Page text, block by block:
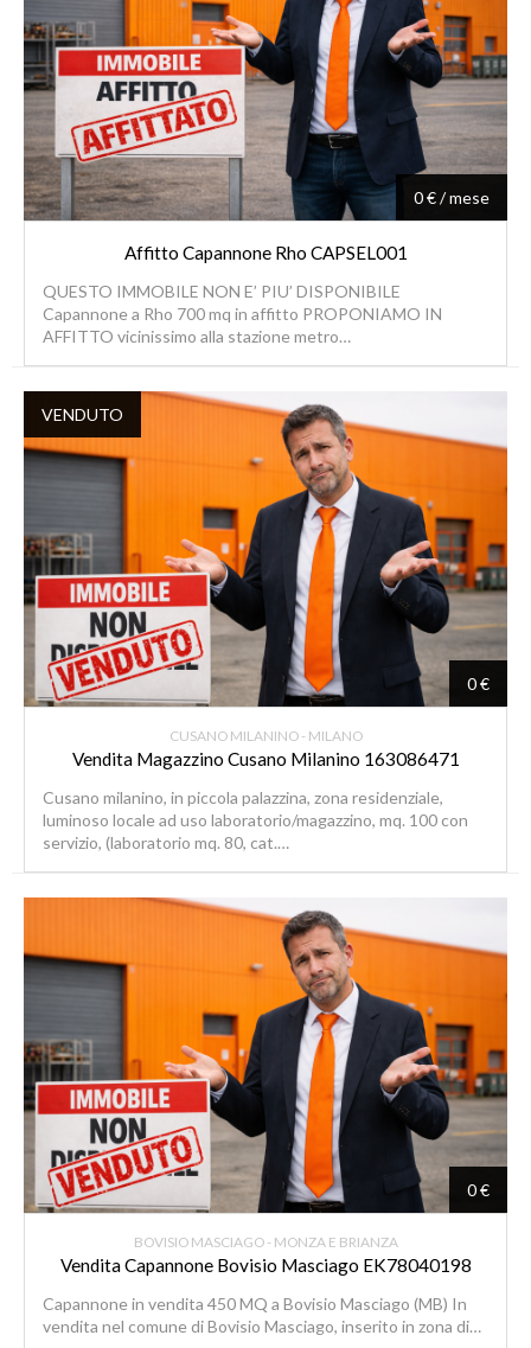
0 € / mese
Affitto Capannone Rho CAPSEL001
QUESTO IMMOBILE NON E’ PIU’ DISPONIBILE
Capannone a Rho 700 mq in affitto PROPONIAMO IN
AFFITTO vicinissimo alla stazione metro…
VENDUTO
0 €
CUSANO MILANINO - MILANO
Vendita Magazzino Cusano Milanino 163086471
Cusano milanino, in piccola palazzina, zona residenziale,
luminoso locale ad uso laboratorio/magazzino, mq. 100 con
servizio, (laboratorio mq. 80, cat.…
0 €
BOVISIO MASCIAGO - MONZA E BRIANZA
Vendita Capannone Bovisio Masciago EK78040198
Capannone in vendita 450 MQ a Bovisio Masciago (MB) In
vendita nel comune di Bovisio Masciago, inserito in zona di…